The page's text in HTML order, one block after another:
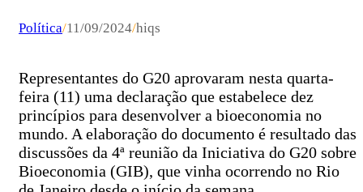
Política/11/09/2024/hiqs
Representantes do G20 aprovaram nesta quarta-
feira (11) uma declaração que estabelece dez
princípios para desenvolver a bioeconomia no
mundo. A elaboração do documento é resultado das
discussões da 4ª reunião da Iniciativa do G20 sobre
Bioeconomia (GIB), que vinha ocorrendo no Rio